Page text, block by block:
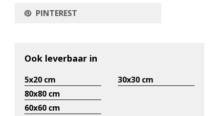
PINTEREST
Ook leverbaar in
5x20 cm
80x80 cm
60x60 cm
30x30 cm